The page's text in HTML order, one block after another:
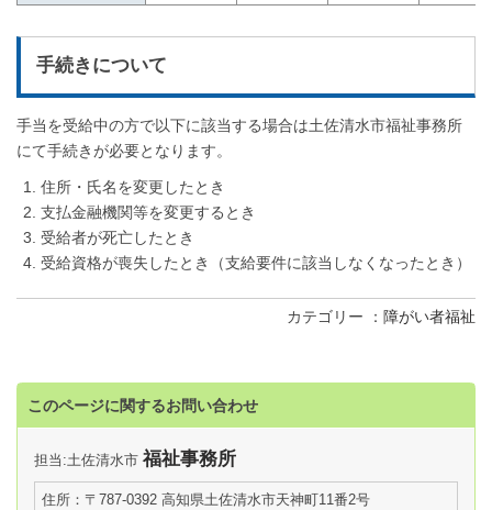
手続きについて
手当を受給中の方で以下に該当する場合は土佐清水市福祉事務所
にて手続きが必要となります。
住所・氏名を変更したとき
支払金融機関等を変更するとき
受給者が死亡したとき
受給資格が喪失したとき（支給要件に該当しなくなったとき）
カテゴリー 障がい者福祉
このページに関するお問い合わせ
担当:土佐清水市 福祉事務所
住所：〒787-0392 高知県土佐清水市天神町11番2号